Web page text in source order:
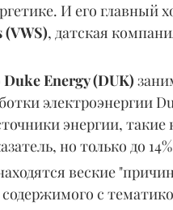
И его главный
(VWS), датская
Duke Energy (DUK)
электроэнергии
энергии,
но только до
веские
с